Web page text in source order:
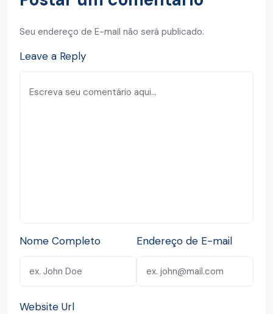
Seu endereço de E-mail não será publicado.
Leave a Reply
Nome Completo Endereço de E-mail
Website Url